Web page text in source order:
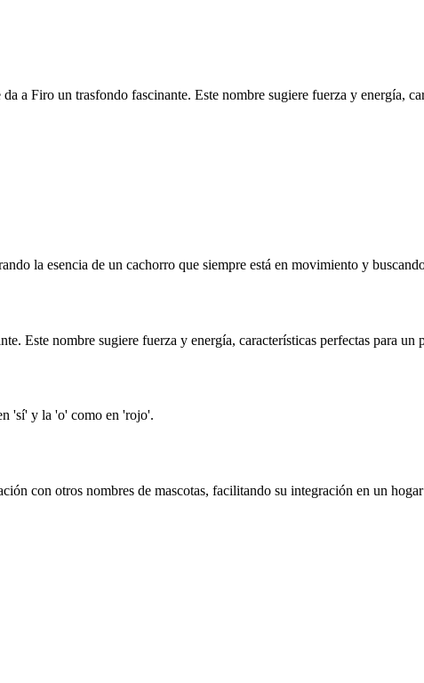
a Firo un trasfondo fascinante. Este nombre sugiere fuerza y energía,
la esencia de un cachorro que siempre está en movimiento y
Este nombre sugiere fuerza y energía, características perfectas para un
'sí' y la 'o' como en 'rojo'.
con otros nombres de mascotas, facilitando su integración en un